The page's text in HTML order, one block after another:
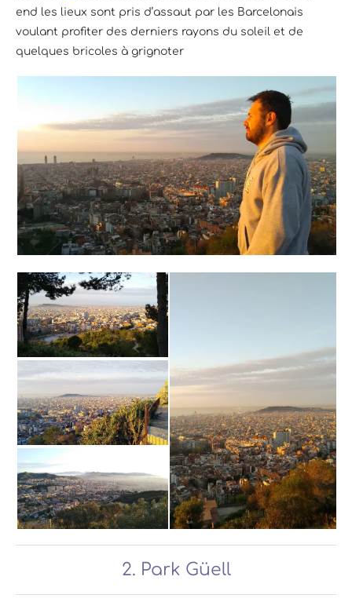
end les lieux sont pris d’assaut par les Barcelonais
voulant profiter des derniers rayons du soleil et de
quelques bricoles à grignoter
2. Park Güell